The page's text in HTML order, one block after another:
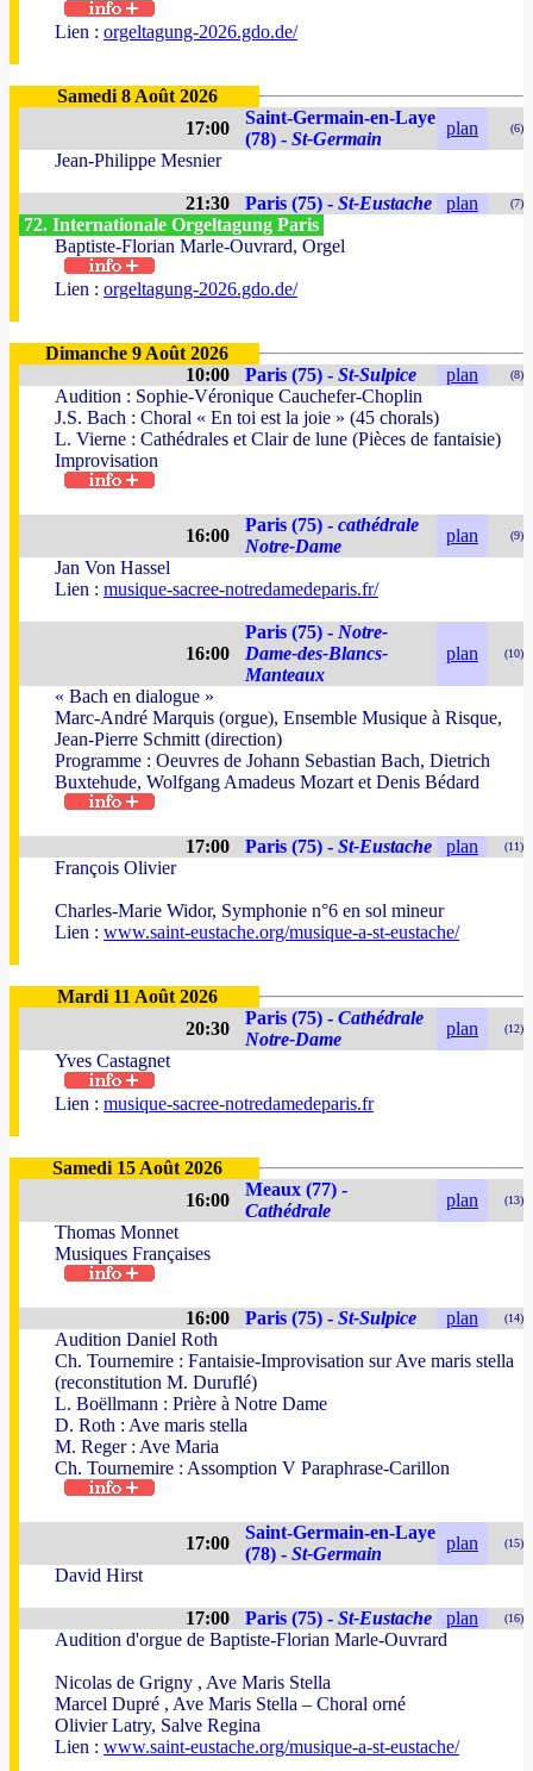
Lien : orgeltagung-2026.gdo.de/
Samedi 8 Août 2026
17:00
Saint-Germain-en-Laye
(78) - St-Germain
plan (6)
Jean-Philippe Mesnier
21:30 Paris (75) - St-Eustache plan (7)
72. Internationale Orgeltagung Paris
Baptiste-Florian Marle-Ouvrard, Orgel
Lien : orgeltagung-2026.gdo.de/
Dimanche 9 Août 2026
10:00
Paris (75) - St-Sulpice plan (8)
Audition : Sophie-Véronique Cauchefer-Choplin
J.S. Bach : Choral « En toi est la joie » (45 chorals)
L. Vierne : Cathédrales et Clair de lune (Pièces de fantaisie)
Improvisation
16:00
Paris (75) - cathédrale
Notre-Dame
plan (9)
Jan Von Hassel
Lien : musique-sacree-notredamedeparis.fr/
16:00
Paris (75) - Notre-
Dame-des-Blancs-
Manteaux
plan (10)
« Bach en dialogue »
Marc-André Marquis (orgue), Ensemble Musique à Risque,
Jean-Pierre Schmitt (direction)
Programme : Oeuvres de Johann Sebastian Bach, Dietrich
Buxtehude, Wolfgang Amadeus Mozart et Denis Bédard
17:00 Paris (75) - St-Eustache plan (11)
François Olivier
Charles-Marie Widor, Symphonie n°6 en sol mineur
Lien : www.saint-eustache.org/musique-a-st-eustache/
Mardi 11 Août 2026
20:30
Paris (75) - Cathédrale
Notre-Dame
plan (12)
Yves Castagnet
Lien : musique-sacree-notredamedeparis.fr
Samedi 15 Août 2026
16:00
Meaux (77) -
Cathédrale
plan (13)
Thomas Monnet
Musiques Françaises
16:00 Paris (75) - St-Sulpice plan (14)
Audition Daniel Roth
Ch. Tournemire : Fantaisie-Improvisation sur Ave maris stella
(reconstitution M. Duruflé)
L. Boëllmann : Prière à Notre Dame
D. Roth : Ave maris stella
M. Reger : Ave Maria
Ch. Tournemire : Assomption V Paraphrase-Carillon
17:00
Saint-Germain-en-Laye
(78) - St-Germain
plan (15)
David Hirst
17:00 Paris (75) - St-Eustache plan (16)
Audition d'orgue de Baptiste-Florian Marle-Ouvrard
Nicolas de Grigny , Ave Maris Stella
Marcel Dupré , Ave Maris Stella – Choral orné
Olivier Latry, Salve Regina
Lien : www.saint-eustache.org/musique-a-st-eustache/